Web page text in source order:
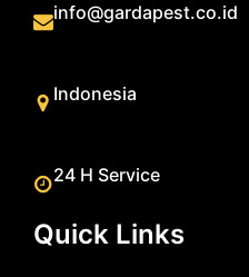
info@gardapest.co.id
Indonesia
24 H Service
Quick Links